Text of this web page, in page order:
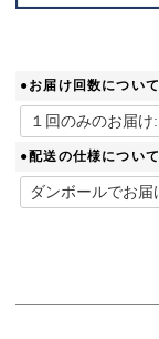
●お届け回数について
●配送の仕様について